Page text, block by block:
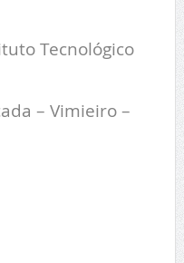
Tecnológico
– Vimieiro –